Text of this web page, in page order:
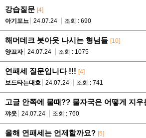
강습질문 [4]
아기포뇨
24.07.24 조회 : 690
해머데크 붓아웃 나시는 형님들 [10]
양꼬자
24.07.24 조회 : 1075
연패세 질문입니다 !!! [4]
보드타는대호
24.07.24 조회 : 741
고글 안쪽에 물때?? 물자국은 어떻게 지
꺄옷
24.07.24 조회 : 760
올해 연패세는 언제할까요? [5]